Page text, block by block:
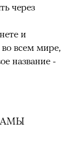
через
и
во всем мире,
название -